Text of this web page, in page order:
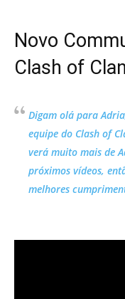
Novo
Clash of
Digam olá para
equipe do Clash of
verá muito mais de
próximos vídeos,
melhores